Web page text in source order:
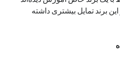
برند تمایل بیشتری داشته